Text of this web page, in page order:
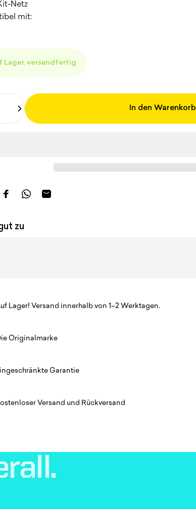
Netz
mit:
Lager, versandfertig
In den Warenkorb
Auf Facebook teilen
Auf WhatsApp teilen
Per E-Mail teilen
zu
Lager! Versand innerhalb von 1–2 Werktagen.
Originalmarke
Garantie
Versand und Rückversand